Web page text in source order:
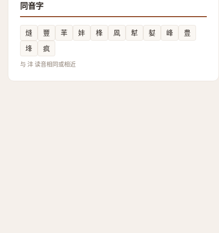
同音字
熢 豐 䒠 妦 桻 凮 犎 㜂 峰
豊
埄
疯
与 沣 读音相同或相近